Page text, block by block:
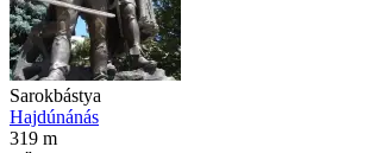
Sarokbástya
Hajdúnánás
319 m